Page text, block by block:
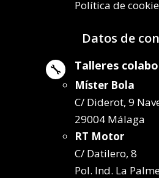
Política de
Datos de
 Talleres
Míster Bola
C/ Diderot, 9
29004 Málaga
RT Motor
C/ Datilero, 8
Pol. Ind. La